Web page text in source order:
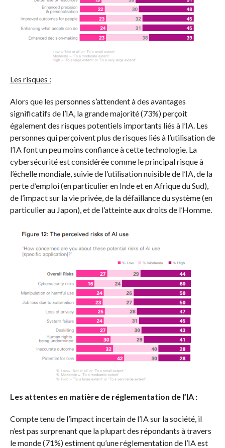
Les risques :
Alors que les personnes s’attendent à des avantages
significatifs de l’IA, la grande majorité (73%) perçoit
également des risques potentiels importants liés à l’IA. Les
personnes qui perçoivent plus de risques liés à l’utilisation de
l’IA font un peu moins confiance à cette technologie. La
cybersécurité est considérée comme le principal risque à
l’échelle mondiale, suivie de l’utilisation nuisible de l’IA, de la
perte d’emploi (en particulier en Inde et en Afrique du Sud),
de l’impact sur la vie privée, de la défaillance du système (en
particulier au Japon), et de l’atteinte aux droits de l’Homme.
Les attentes en matière de réglementation de l’IA :
Compte tenu de l’impact incertain de l’IA sur la société, il
n’est pas surprenant que la plupart des répondants à travers
le monde (71%) estiment qu’une réglementation de l’IA est